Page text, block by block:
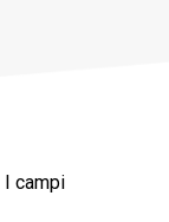
I campi